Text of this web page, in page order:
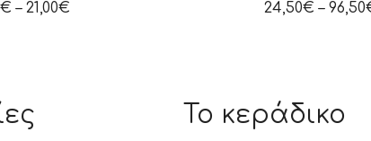
€ – 21,00€ 24,50€ – 96,50
Το κεράδικο